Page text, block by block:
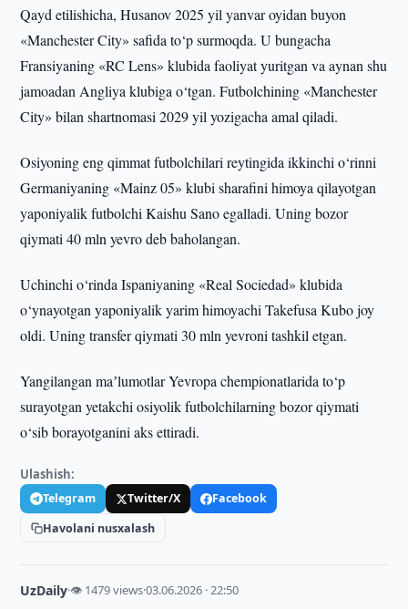
Qayd etilishicha, Husanov 2025 yil yanvar oyidan buyon
«Manchester City» safida to‘p surmoqda. U bungacha
Fransiyaning «RC Lens» klubida faoliyat yuritgan va aynan shu
jamoadan Angliya klubiga o‘tgan. Futbolchining «Manchester
City» bilan shartnomasi 2029 yil yozigacha amal qiladi.
Osiyoning eng qimmat futbolchilari reytingida ikkinchi o‘rinni
Germaniyaning «Mainz 05» klubi sharafini himoya qilayotgan
yaponiyalik futbolchi Kaishu Sano egalladi. Uning bozor
qiymati 40 mln yevro deb baholangan.
Uchinchi o‘rinda Ispaniyaning «Real Sociedad» klubida
o‘ynayotgan yaponiyalik yarim himoyachi Takefusa Kubo joy
oldi. Uning transfer qiymati 30 mln yevroni tashkil etgan.
Yangilangan maʼlumotlar Yevropa chempionatlarida to‘p
surayotgan yetakchi osiyolik futbolchilarning bozor qiymati
o‘sib borayotganini aks ettiradi.
Ulashish:
Telegram Twitter/X
Facebook
Havolani nusxalash
UzDaily·👁 1479 views·03.06.2026 · 22:50